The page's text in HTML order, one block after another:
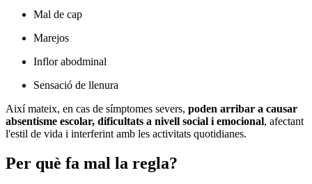
Mal de cap
Marejos
Inflor abodminal
Sensació de llenura
Així mateix, en cas de símptomes severs, poden arribar a causar
absentisme escolar, dificultats a nivell social i emocional, afectant
l'estil de vida i interferint amb les activitats quotidianes.
Per què fa mal la regla?